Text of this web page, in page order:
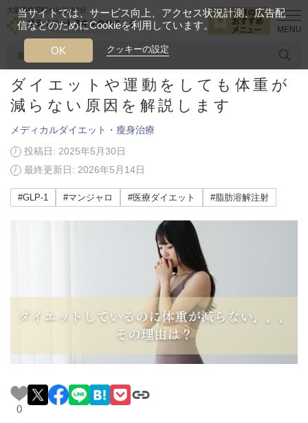
大阪西梅田駅から徒歩2分
人気のワード 糸リフト ヒアルロン酸 リジュランアイ
当クリニック月替わりのおすすめのメニュー
プライベートスキンクリニックが
選ばれる理由
料金一覧
施術症例
初めての方へ
美容ブログ メディカルダイエット・瘦身治療 ダイエッ
ダイエットや運動をしても体重が
減らない原因を解説します
メディカルダイエット・瘦身治療
投稿日: 2025年5月30日
最終更新日: 2026年5月14日
#GLP-1 #マンジャロ #医療ダイエット #脂肪溶解注射
0
当サイトでは、サービス向上、アクセス状況計測、広告配
信などのためにCookieを利用しています。
クッキーの設定
OK